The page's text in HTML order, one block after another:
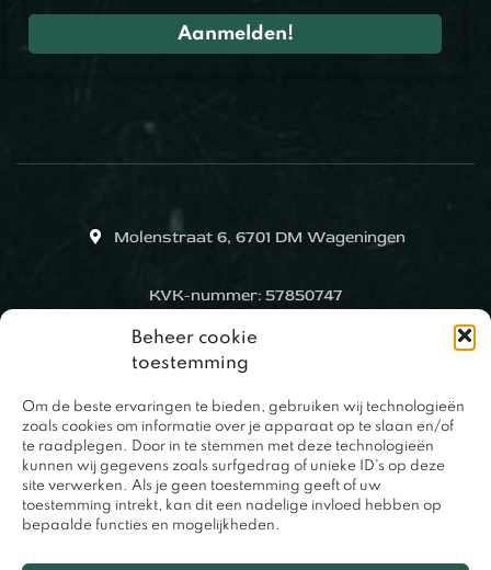
Beheer cookie
toestemming
Om de beste ervaringen te bieden, gebruiken wij technologieën
zoals cookies om informatie over je apparaat op te slaan en/of
te raadplegen. Door in te stemmen met deze technologieën
kunnen wij gegevens zoals surfgedrag of unieke ID's op deze
site verwerken. Als je geen toestemming geeft of uw
toestemming intrekt, kan dit een nadelige invloed hebben op
bepaalde functies en mogelijkheden.
Molenstraat 6, 6701 DM Wageningen
KVK-nummer: 57850747
0317 – 420848